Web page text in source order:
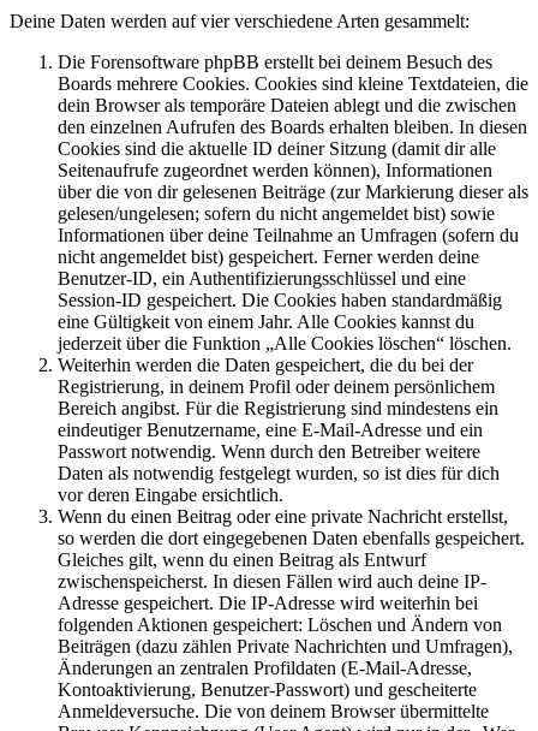
Deine Daten werden auf vier verschiedene Arten gesammelt:
Die Forensoftware phpBB erstellt bei deinem Besuch des
Boards mehrere Cookies. Cookies sind kleine Textdateien, die
dein Browser als temporäre Dateien ablegt und die zwischen
den einzelnen Aufrufen des Boards erhalten bleiben. In diesen
Cookies sind die aktuelle ID deiner Sitzung (damit dir alle
Seitenaufrufe zugeordnet werden können), Informationen
über die von dir gelesenen Beiträge (zur Markierung dieser als
gelesen/ungelesen; sofern du nicht angemeldet bist) sowie
Informationen über deine Teilnahme an Umfragen (sofern du
nicht angemeldet bist) gespeichert. Ferner werden deine
Benutzer-ID, ein Authentifizierungsschlüssel und eine
Session-ID gespeichert. Die Cookies haben standardmäßig
eine Gültigkeit von einem Jahr. Alle Cookies kannst du
jederzeit über die Funktion „Alle Cookies löschen“ löschen.
Weiterhin werden die Daten gespeichert, die du bei der
Registrierung, in deinem Profil oder deinem persönlichem
Bereich angibst. Für die Registrierung sind mindestens ein
eindeutiger Benutzername, eine E-Mail-Adresse und ein
Passwort notwendig. Wenn durch den Betreiber weitere
Daten als notwendig festgelegt wurden, so ist dies für dich
vor deren Eingabe ersichtlich.
Wenn du einen Beitrag oder eine private Nachricht erstellst,
so werden die dort eingegebenen Daten ebenfalls gespeichert.
Gleiches gilt, wenn du einen Beitrag als Entwurf
zwischenspeicherst. In diesen Fällen wird auch deine IP-
Adresse gespeichert. Die IP-Adresse wird weiterhin bei
folgenden Aktionen gespeichert: Löschen und Ändern von
Beiträgen (dazu zählen Private Nachrichten und Umfragen),
Änderungen an zentralen Profildaten (E-Mail-Adresse,
Kontoaktivierung, Benutzer-Passwort) und gescheiterte
Anmeldeversuche. Die von deinem Browser übermittelte